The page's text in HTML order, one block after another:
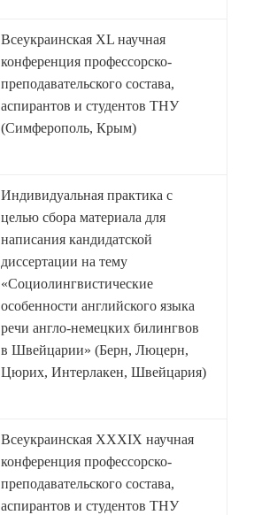
Всеукраинская XL научная
конференция профессорско-
преподавательского состава,
аспирантов и студентов ТНУ
(Симферополь, Крым)
Индивидуальная практика с
целью сбора материала для
написания кандидатской
диссертации на тему
«Социолингвистические
особенности английского языка
речи англо-немецких билингвов
в Швейцарии» (Берн, Люцерн,
Цюрих, Интерлакен, Швейцария)
Всеукраинская XXXIX научная
конференция профессорско-
преподавательского состава,
аспирантов и студентов ТНУ